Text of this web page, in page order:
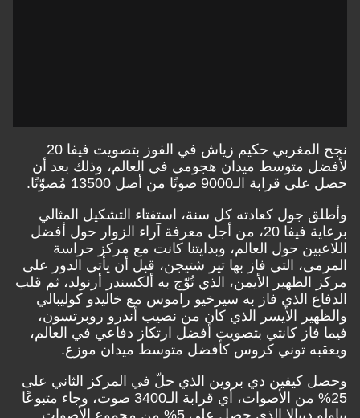
نجح المغربي حكيم زياش في الفوز بتصويت فيفا 20
لأفضل متوسط ميدان هجومي في العالم، وذلك بعد أن
حصل على قرابة الـ9000 صوتًا من أصل 13500 مُصوّتًا.
وأطلق جول كعادته كل سنة، استفتاء التشكيل المثالي
برعاية فيفا 20، من أجل معرفة آراء الزوار حول أفضل
اللاعبين حول العالم، وبدايتنا كانت مع مركز حراسة
المرمى، التي فاز بها تير شتيجن، قبل أن يأتي الدور على
مركز الظهير الأيمن، الذي تُوّج به ألكسندر أرنولد، ثم قلب
الدفاع الذي فاز به سيرخيو راموس مع خاليدو كوليبالي
والظهير الأيسر الذي كان من نصيب أندرو روبرتسون،
فيما فاز كانتي بتصويت أفضل ارتكاز دفاعي في العالم،
ويعقبه توني كروس كأفضل متوسط ميدان موزع.
وحصل كيفين دي بروين الذي حلّ في المركز الثاني على
25% من الأصوات، أي قرابة الـ3400 صوت، وجاء متبوعًا